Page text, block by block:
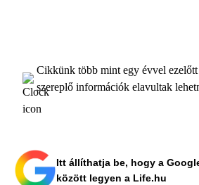
Cikkünk több mint egy évvel
szereplő információk elavultak
Itt állíthatja be, hogy a
között legyen a Life.hu